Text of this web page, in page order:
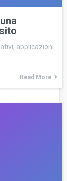
applicazioni
Read More